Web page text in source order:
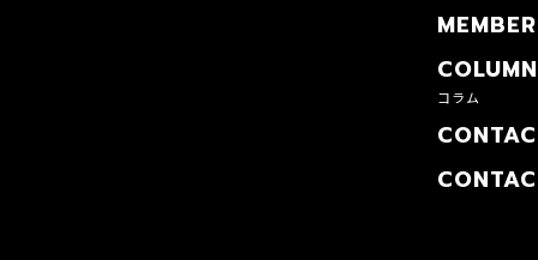
MEMBER
COLUMN
コラム